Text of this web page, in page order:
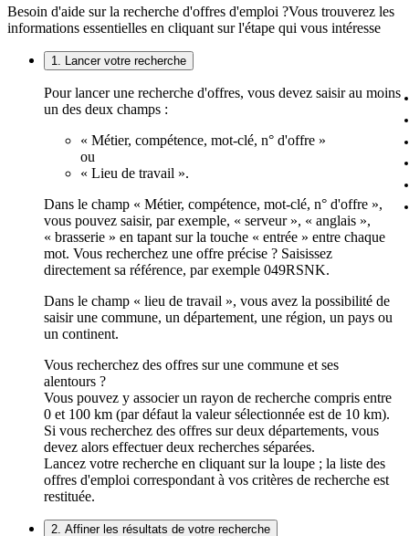
Besoin d'aide sur la recherche d'offres d'emploi ?Vous trouverez les
informations essentielles en cliquant sur l'étape qui vous intéresse
1. Lancer votre recherche
Pour lancer une recherche d'offres, vous devez saisir au moins
un des deux champs :
« Métier, compétence, mot-clé, n° d'offre »
ou
« Lieu de travail ».
Dans le champ « Métier, compétence, mot-clé, n° d'offre »,
vous pouvez saisir, par exemple, « serveur », « anglais »,
« brasserie » en tapant sur la touche « entrée » entre chaque
mot. Vous recherchez une offre précise ? Saisissez
directement sa référence, par exemple 049RSNK.
Dans le champ « lieu de travail », vous avez la possibilité de
saisir une commune, un département, une région, un pays ou
un continent.
Vous recherchez des offres sur une commune et ses
alentours ?
Vous pouvez y associer un rayon de recherche compris entre
0 et 100 km (par défaut la valeur sélectionnée est de 10 km).
Si vous recherchez des offres sur deux départements, vous
devez alors effectuer deux recherches séparées.
Lancez votre recherche en cliquant sur la loupe ; la liste des
offres d'emploi correspondant à vos critères de recherche est
restituée.
2. Affiner les résultats de votre recherche